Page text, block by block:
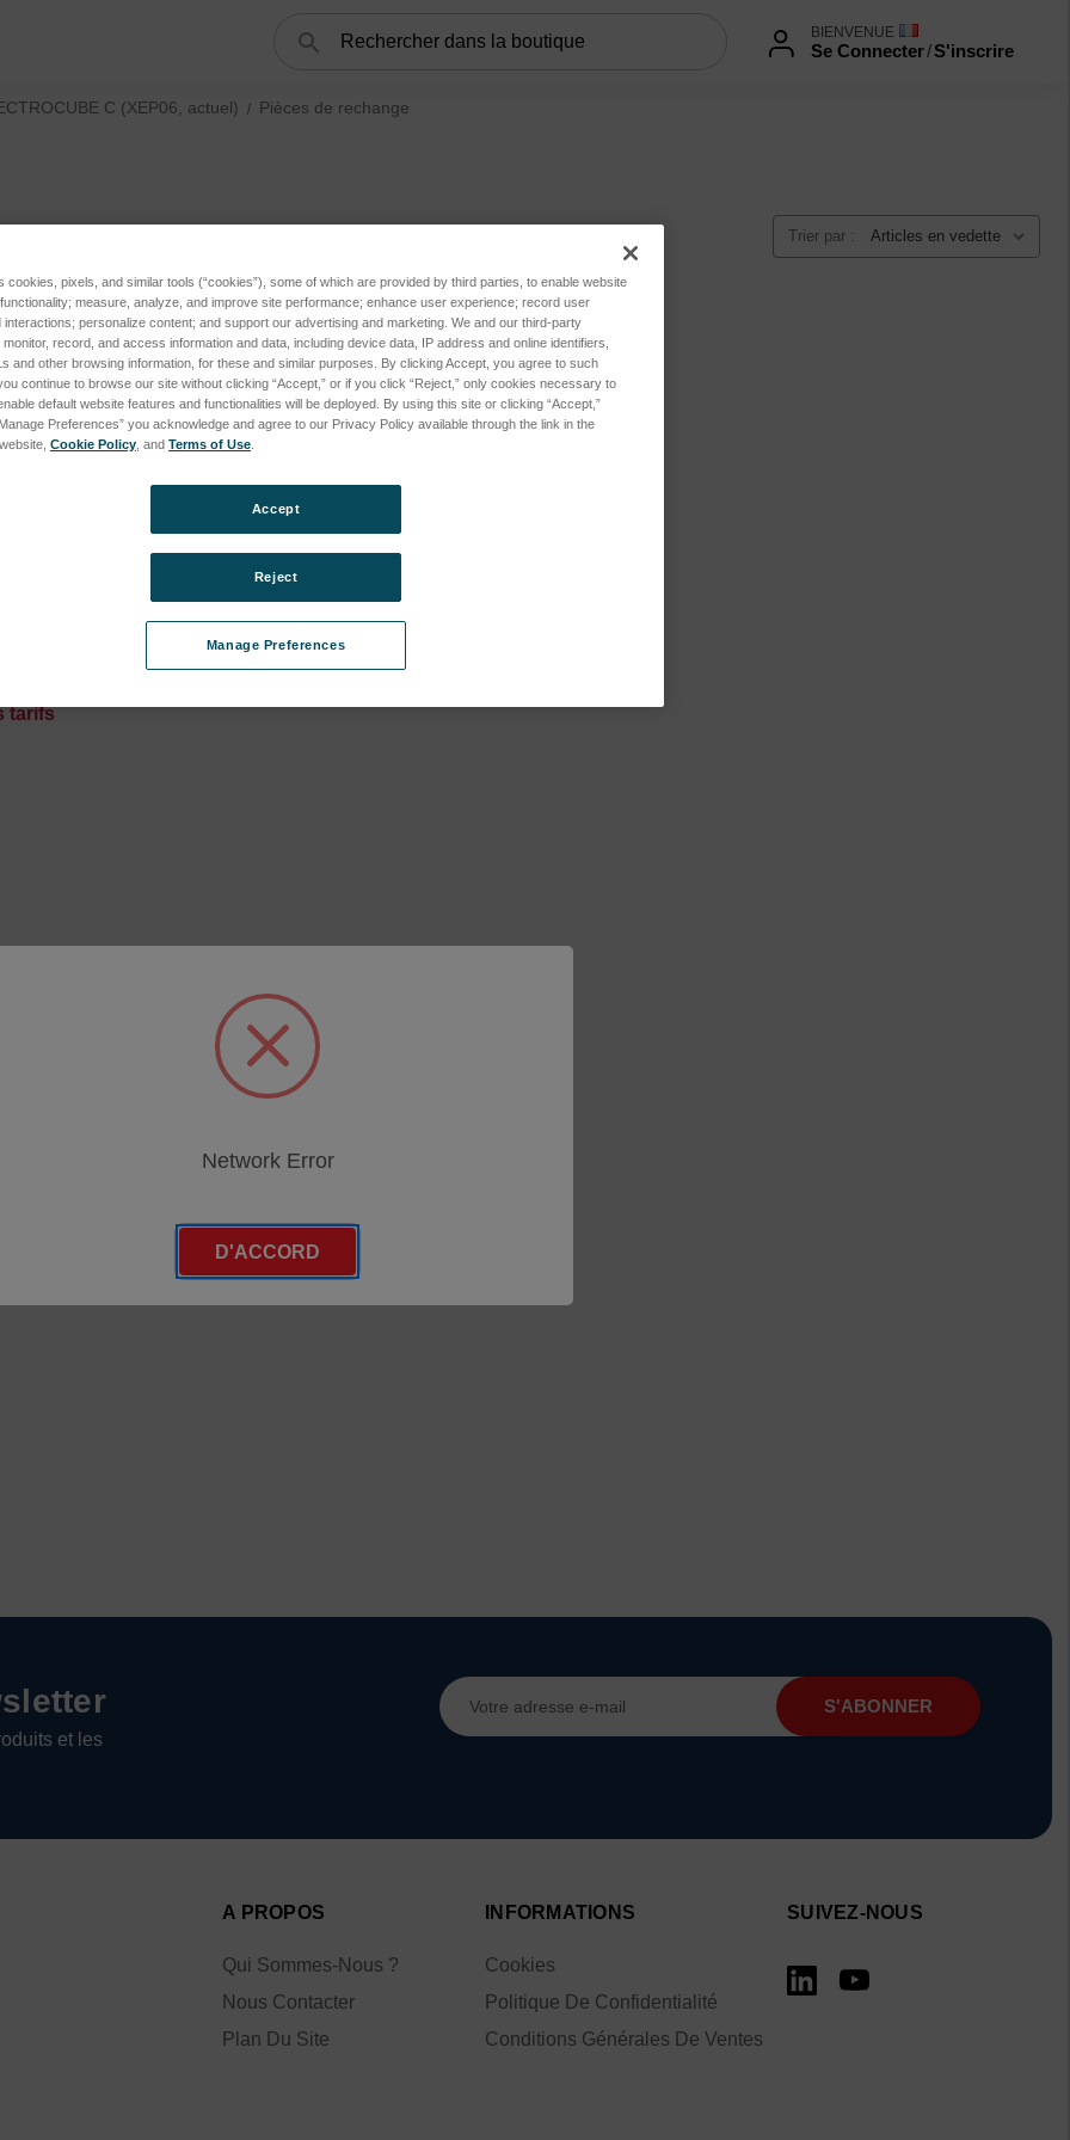
BIENVENUE
Se Connecter/S'inscrire
C (XEP06, actuel) Pièces de rechange
pour les spectromètres XRF subcategories
C (XEP06, actuel) subcategories
Trier par :
tarifs
Straining ring DN25/25KF
SKU : 44502007
et les
Adresse
e-
A PROPOS
Qui Sommes-Nous ?
Nous Contacter
Plan Du Site
INFORMATIONS
Cookies
Politique De Confidentialité
Conditions Générales De Ventes
SUIVEZ-NOUS
cookies, pixels, and similar tools (“cookies”), some of which are provided by third parties, to enable website
measure, analyze, and improve site performance; enhance user experience; record user
personalize content; and support our advertising and marketing. We and our third-party
record, and access information and data, including device data, IP address and online identifiers,
and other browsing information, for these and similar purposes. By clicking Accept, you agree to such
continue to browse our site without clicking “Accept,” or if you click “Reject,” only cookies necessary to
default website features and functionalities will be deployed. By using this site or clicking “Accept,”
Preferences” you acknowledge and agree to our Privacy Policy available through the link in the
Cookie Policy , and Terms of Use
Manage Preferences
Reject
Accept
Network Error
D'ACCORD